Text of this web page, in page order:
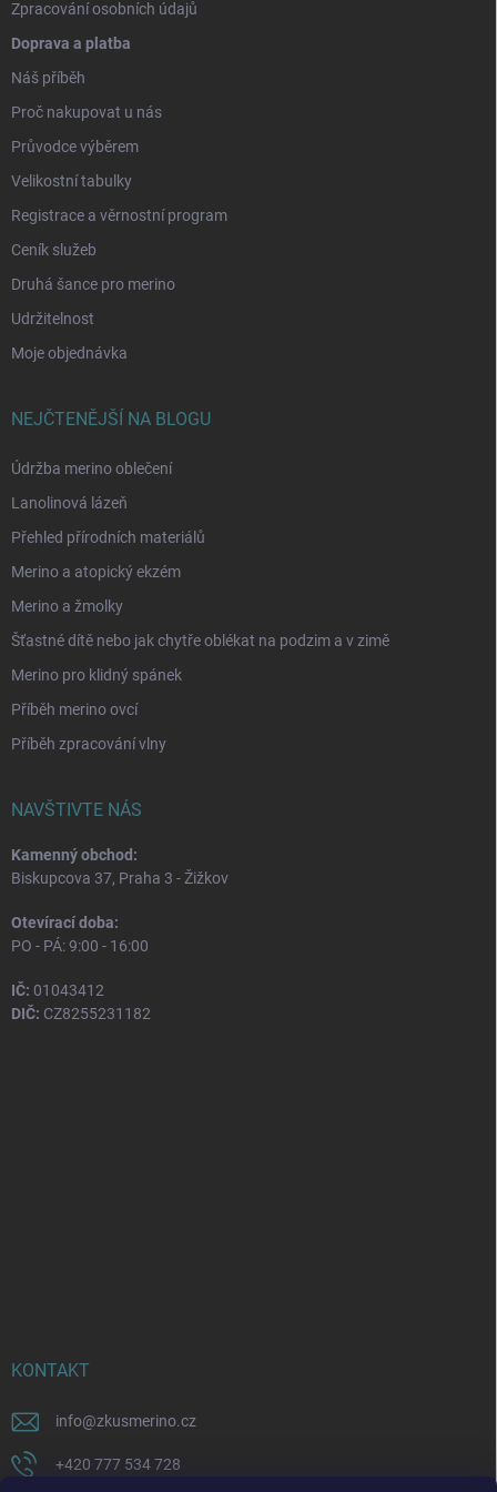
Zpracování osobních údajů
Doprava a platba
Náš příběh
Proč nakupovat u nás
Průvodce výběrem
Velikostní tabulky
Registrace a věrnostní program
Ceník služeb
Druhá šance pro merino
Udržitelnost
Moje objednávka
NEJČTENĚJŠÍ NA BLOGU
Údržba merino oblečení
Lanolinová lázeň
Přehled přírodních materiálů
Merino a atopický ekzém
Merino a žmolky
Šťastné dítě nebo jak chytře oblékat na podzim a v zimě
Merino pro klidný spánek
Příběh merino ovcí
Příběh zpracování vlny
NAVŠTIVTE NÁS
Kamenný obchod:
Biskupcova 37, Praha 3 - Žižkov
Otevírací doba:
PO - PÁ: 9:00 - 16:00
IČ: 01043412
DIČ: CZ8255231182
KONTAKT
info@zkusmerino.cz
+420 777 534 728